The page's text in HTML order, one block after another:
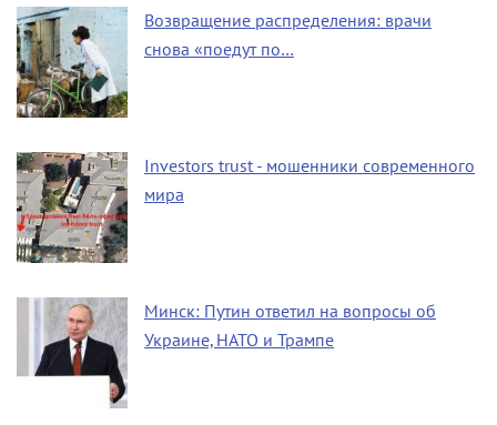
Возвращение распределения: врачи
снова «поедут по…
Investors trust - мошенники современного
мира
Минск: Путин ответил на вопросы об
Украине, НАТО и Трампе